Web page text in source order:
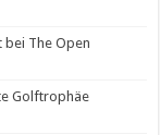
bei The Open
Golftrophäe